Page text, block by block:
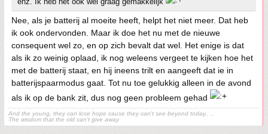
Nee, als je batterij al moeite heeft, helpt het niet meer. Dat heb
ik ook ondervonden. Maar ik doe het nu met de nieuwe
consequent wel zo, en op zich bevalt dat wel. Het enige is dat
als ik zo weinig oplaad, ik nog weleens vergeet te kijken hoe het
met de batterij staat, en hij ineens trilt en aangeeft dat ie in
batterijspaarmodus gaat. Tot nu toe gelukkig alleen in de avond
als ik op de bank zit, dus nog geen probleem gehad
And the young, they can lose hope cause they can't see beyond today,. ..
The wisdom that the old can't give away